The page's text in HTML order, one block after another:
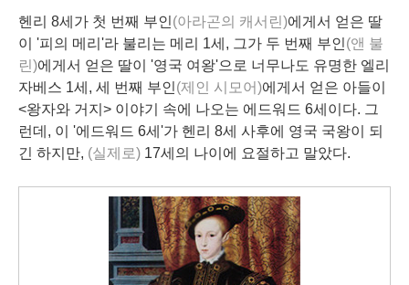
헨리 8세 가 첫 번째 부인(아라곤의 캐서린)에게서 얻은 딸
이 '피의 메리'라 불리는 메리 1세, 그가 두 번째 부인(앤 불
린)에게서 얻은 딸이 '영국 여왕'으로 너무나도 유명한 엘리
자베스 1세, 세 번째 부인(제인 시모어)에게서 얻은 아들이
<왕자와 거지> 이야기 속에 나오는 에드워드 6세이다. 그
런데, 이 '에드워드 6세'가 헨리 8세 사후에 영국 국왕이 되
긴 하지만, (실제로) 17세의 나이에 요절하고 말았다.